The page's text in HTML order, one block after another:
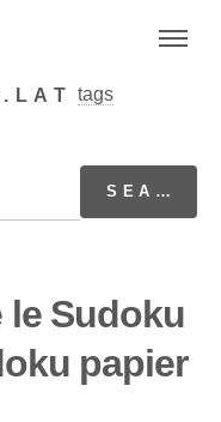
tags
le Sudoku
papier